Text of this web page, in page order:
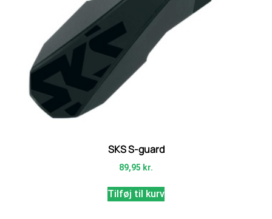
SKS S-guard
89,95 kr.
Tilføj til kurv